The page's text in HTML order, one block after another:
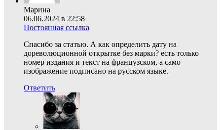
Марина
06.06.2024 в 22:58
Постоянная ссылка
Спасибо за статью. А как определить дату на
дореволюционной открытке без марки? есть только
номер издания и текст на французском, а само
изображение подписано на русском языке.
Ответить